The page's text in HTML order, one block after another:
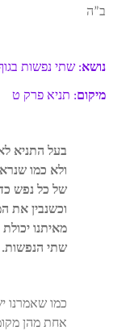
ב”ה
נושא: שתי נפשות
מיקום: תניא פרק ט
בעל התניא
ולא כמו
של כל נפש
וכשנבין את
מאיתנו
שתי הנפשות.
כמו שאמרנו
אחת מהן